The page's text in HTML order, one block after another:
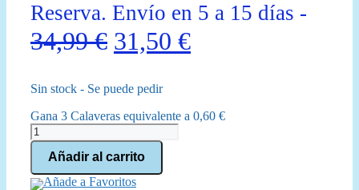
Reserva. Envío en 5 a 15 días -
34,99€ El
original
era:
34,99 €.
31,50 €El
es:
Sin stock - Se puede pedir
Gana 3 Calaveras equivalente a 0,60 €
Splendor
cantidad
Añadir al carrito
Añade a Favoritos